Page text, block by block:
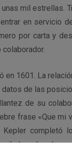
mil estrellas.
en servicio
por carta y
en 1601. La
de las
de su
frase «Que mi
completó
sobre las